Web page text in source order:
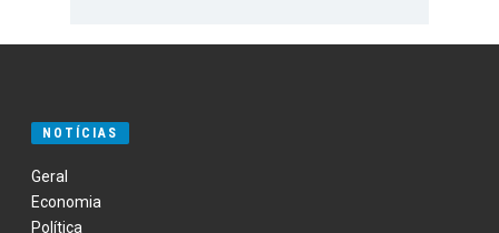
NOTÍCIAS
Geral
Economia
Política